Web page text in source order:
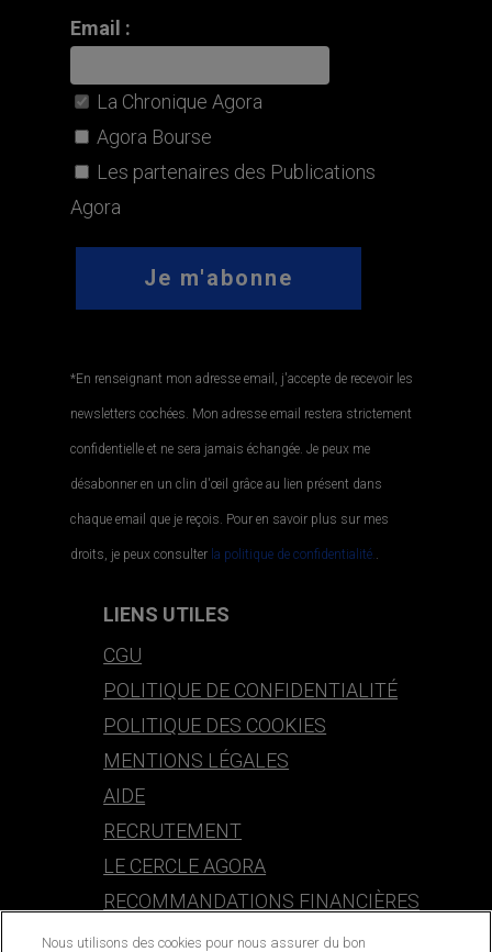
Email :
La Chronique Agora
Agora Bourse
Les partenaires des Publications
Agora
*En renseignant mon adresse email, j'accepte de recevoir les
newsletters cochées. Mon adresse email restera strictement
confidentielle et ne sera jamais échangée. Je peux me
désabonner en un clin d'œil grâce au lien présent dans
chaque email que je reçois. Pour en savoir plus sur mes
droits, je peux consulter la politique de confidentialité..
LIENS UTILES
CGU
POLITIQUE DE CONFIDENTIALITÉ
POLITIQUE DES COOKIES
MENTIONS LÉGALES
AIDE
RECRUTEMENT
LE CERCLE AGORA
RECOMMANDATIONS FINANCIÈRES
Nous utilisons des cookies pour nous assurer du bon